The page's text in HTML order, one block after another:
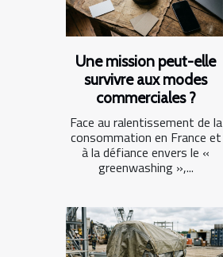
Une mission peut-elle
survivre aux modes
commerciales ?
Face au ralentissement de la
consommation en France et
à la défiance envers le «
greenwashing »,...